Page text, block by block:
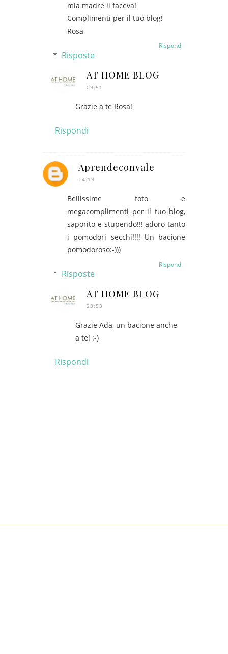
mia madre li faceva!
Complimenti per il tuo blog!
Rosa
Rispondi
Risposte
AT HOME BLOG
09:51
Grazie a te Rosa!
Rispondi
Aprendeconvale
14:19
Bellissime foto e
megacomplimenti per il tuo blog,
saporito e stupendo!!! adoro tanto
i pomodori secchi!!!! Un bacione
pomodoroso:-)))
Rispondi
Risposte
AT HOME BLOG
23:53
Grazie Ada, un bacione anche
a te! :-)
Rispondi